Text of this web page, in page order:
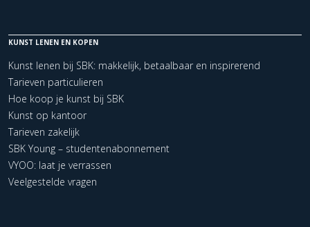
KUNST LENEN EN KOPEN
Kunst lenen bij SBK: makkelijk, betaalbaar en inspirerend
Tarieven particulieren
Hoe koop je kunst bij SBK
Kunst op kantoor
Tarieven zakelijk
SBK Young – studentenabonnement
VYOO: laat je verrassen
Veelgestelde vragen